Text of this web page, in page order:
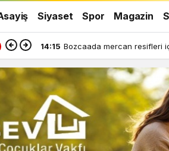
Siyaset Spor Magazin
14:15 Bozcaada mercan resifleri